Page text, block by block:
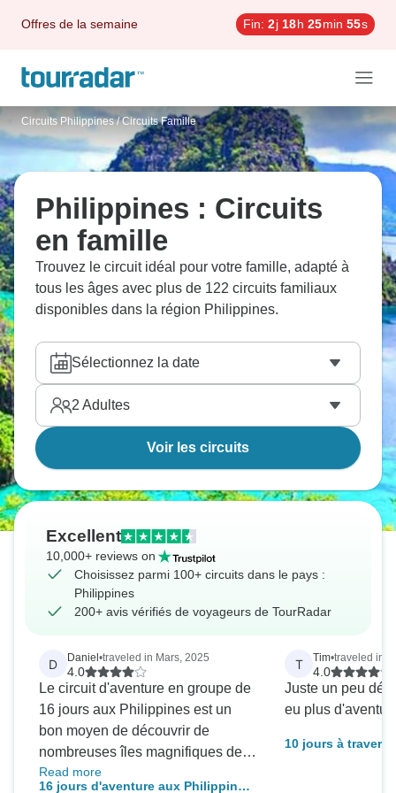
Offres de la semaine Fin: 2j 18h 25min 53s
Circuits Philippines / Circuits Famille
Philippines : Circuits
en famille
Trouvez le circuit idéal pour votre famille, adapté à
tous les âges avec plus de 122 circuits familiaux
disponibles dans la région Philippines.
Sélectionnez la date
2 Adultes
Voir les circuits
Excellent
10,000+ reviews on
Choisissez parmi 100+ circuits dans le pays :
Philippines
200+ avis vérifiés de voyageurs de TourRadar
D Daniel •traveled in Mars, 2025
4.0
Le circuit d'aventure en groupe de
16 jours aux Philippines est un
bon moyen de découvrir de
nombreuses îles magnifiques des
Philippines. Commençons par les
Read more
16 jours d'aventure aux Philippines
T Tim•traveled in
4.0
Juste un peu
eu plus
10 jours à travers